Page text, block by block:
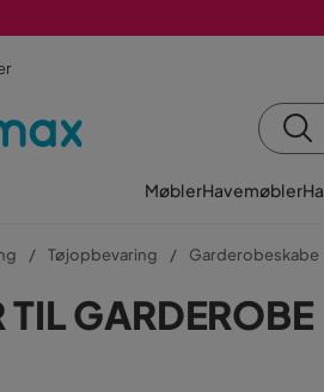
MøblerHavemøbler
Tøjopbevaring Garderobeskabe
TIL GARDEROBE